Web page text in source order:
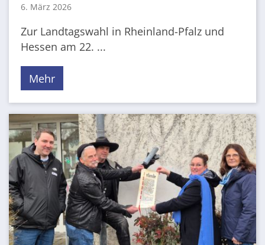
6. März 2026
Zur Landtagswahl in Rheinland-Pfalz und
Hessen am 22. ...
Mehr